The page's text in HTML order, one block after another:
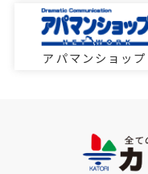
アパマンショップ